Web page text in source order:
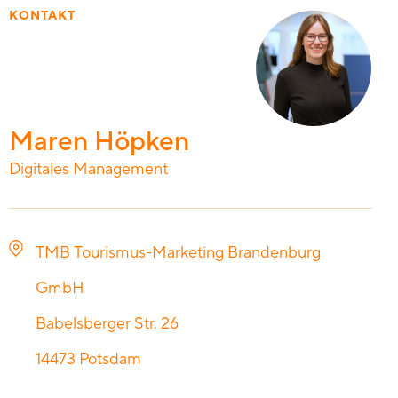
KONTAKT
Maren Höpken
Digitales Management
TMB Tourismus-Marketing Brandenburg
GmbH
Babelsberger Str. 26
14473 Potsdam